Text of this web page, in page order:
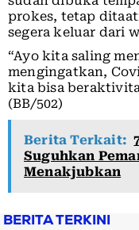
prokes, tetap
segera keluar dari
“Ayo kita saling
mengingatkan,
kita bisa
(BB/502)
Berita Terkait:
Suguhkan
Menakjubkan
BERITA TERKINI